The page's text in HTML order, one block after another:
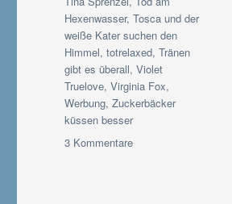
Hexenwasser,Tosca und der
weiße Kater suchen den
Himmel,totrelaxed,Tränen
gibt es überall,Violet
Truelove,Virginia Fox,
Werbung,Zuckerbäcker
küssen besser
3 Kommentarezu